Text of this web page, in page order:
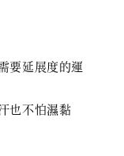
要延展度的運
也不怕濕黏